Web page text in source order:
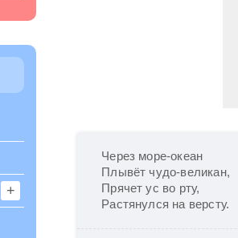
Через море-океан
Плывёт чудо-великан,
Прячет ус во рту,
Растянулся на версту.